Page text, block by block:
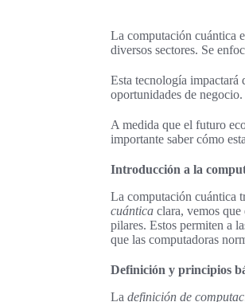
La computación cuántica
diversos sectores. Se
Esta tecnología impactará
oportunidades de
A medida que el futuro
importante saber cómo
Introducción a la
La computación cuántica
cuántica clara, vemos
pilares. Estos permiten a
que las computadoras
Definición y principios
La definición de